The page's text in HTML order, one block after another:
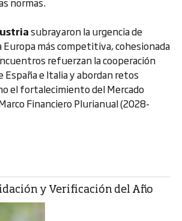
subrayaron la urgencia de
Europa más competitiva, cohesionada
refuerzan la cooperación
e Italia y abordan retos
el fortalecimiento del Mercado
Financiero Plurianual (2028-
y Verificación del Año